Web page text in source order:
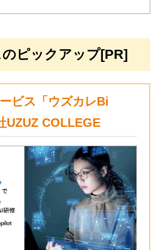
ピックアップ[PR]
ビス「ウズカレBi
UZUZ COLLEGE